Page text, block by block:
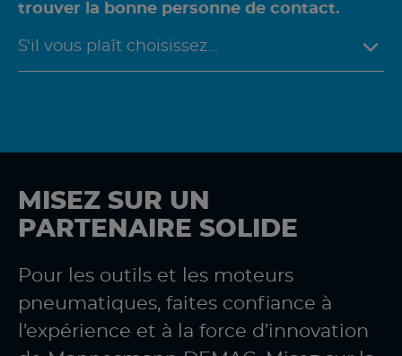
trouver la bonne personne de contact.
MISEZ SUR UN
PARTENAIRE SOLIDE
Pour les outils et les moteurs
pneumatiques, faites confiance à
l’expérience et à la force d’innovation